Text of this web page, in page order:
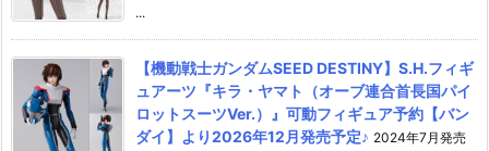
...
【機動戦士ガンダムSEED DESTINY】S.H.フィギ
ュアーツ『キラ・ヤマト（オーブ連合首長国パイ
ロットスーツVer.）』可動フィギュア予約【バン
ダイ】より2026年12月発売予定♪ 2024年7月発売